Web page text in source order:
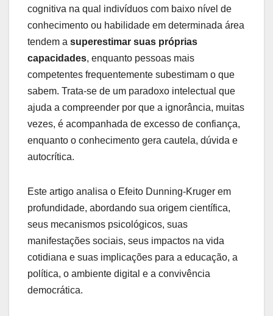
cognitiva na qual indivíduos com baixo nível de
conhecimento ou habilidade em determinada área
tendem a superestimar suas próprias
capacidades, enquanto pessoas mais
competentes frequentemente subestimam o que
sabem. Trata-se de um paradoxo intelectual que
ajuda a compreender por que a ignorância, muitas
vezes, é acompanhada de excesso de confiança,
enquanto o conhecimento gera cautela, dúvida e
autocrítica.
Este artigo analisa o Efeito Dunning-Kruger em
profundidade, abordando sua origem científica,
seus mecanismos psicológicos, suas
manifestações sociais, seus impactos na vida
cotidiana e suas implicações para a educação, a
política, o ambiente digital e a convivência
democrática.